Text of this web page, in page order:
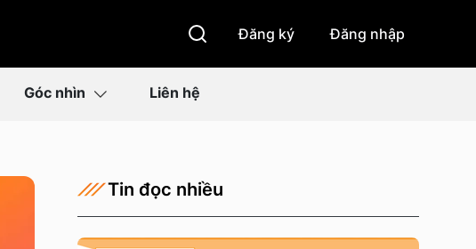
Đăng ký Đăng nhập
Góc nhìn Liên hệ
Tin đọc nhiều